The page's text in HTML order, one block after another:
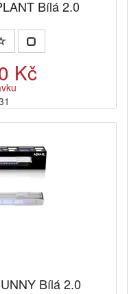
Bílá 2.0
Kč
Bílá 2.0